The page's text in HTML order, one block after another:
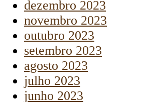
dezembro 2023
novembro 2023
outubro 2023
setembro 2023
agosto 2023
julho 2023
junho 2023